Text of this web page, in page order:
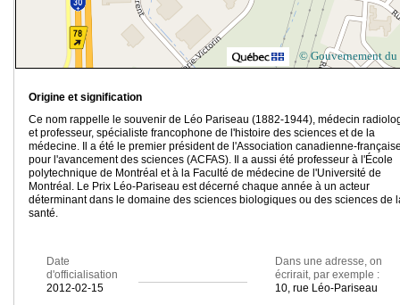
© Gouvernement du
Origine et signification
Ce nom rappelle le souvenir de Léo Pariseau (1882-1944), médecin
et professeur, spécialiste francophone de l'histoire des sciences et de la
médecine. Il a été le premier président de l'Association canadienne-
pour l'avancement des sciences (ACFAS). Il a aussi été professeur à l'École
polytechnique de Montréal et à la Faculté de médecine de l'Université de
Montréal. Le Prix Léo-Pariseau est décerné chaque année à un acteur
déterminant dans le domaine des sciences biologiques ou des sciences de
santé.
Date
d'officialisation
2012-02-15
Dans une adresse, on
écrirait, par exemple :
10, rue Léo-Pariseau